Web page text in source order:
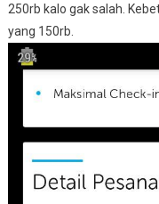
250rb kalo gak salah.
yang 150rb.